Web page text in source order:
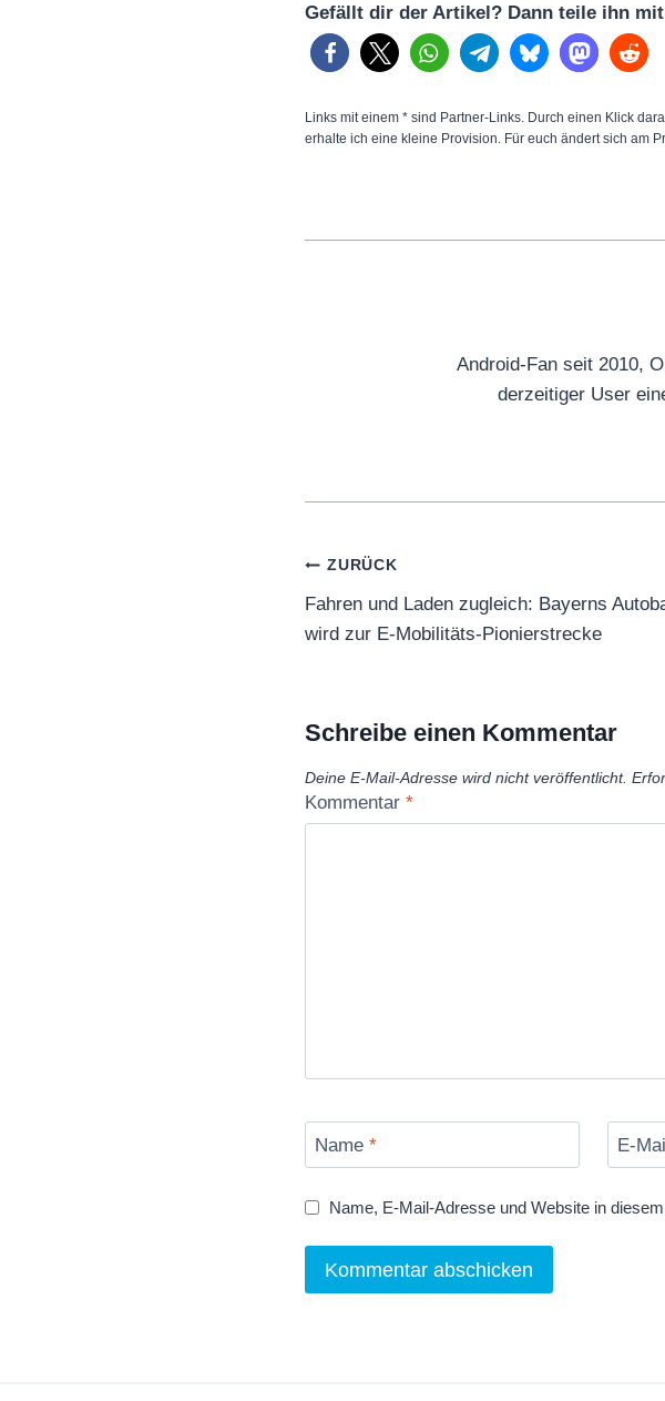
Gefällt dir der Artikel? Dann teile ihn
Links mit einem * sind Partner-Links. Durch einen Klick
erhalte ich eine kleine Provision. Für euch ändert sich am
Android-Fan seit 2010,
derzeitiger User
Beitragsnavigation
ZURÜCK
Fahren und Laden zugleich: Bayerns
wird zur E-Mobilitäts-Pionierstrecke
Schreibe einen Kommentar
Deine E-Mail-Adresse wird nicht veröffentlicht.
Kommentar *
Name * E-
Name, E-Mail-Adresse und Website in